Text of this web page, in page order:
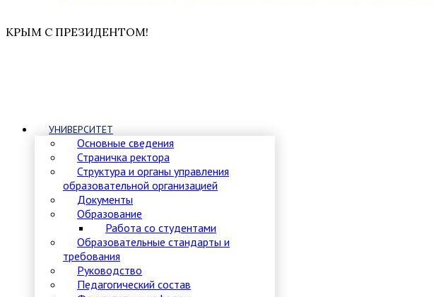
КРЫМ С ПРЕЗИДЕНТОМ!
УНИВЕРСИТЕТ
Основные сведения
Страничка ректора
Структура и органы управления
образовательной организацией
Документы
Образование
Работа со студентами
Образовательные стандарты и
требования
Руководство
Педагогический состав